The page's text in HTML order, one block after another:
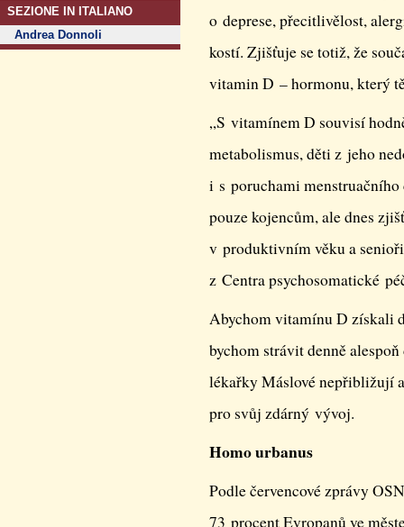
SEZIONE IN ITALIANO
Andrea Donnoli
o deprese, přecitlivělost,
kostí. Zjišťuje se totiž, že
vitamin D – hormonu, který
„S vitamínem D souvisí
metabolismus, děti z jeho
i s poruchami
pouze kojencům, ale dnes
v produktivním věku a
z Centra psychosomatic­ké
Abychom vitamínu D získali
bychom strávit denně
lékařky Máslové nepřibližují
pro svůj zdárný vývoj.
Homo urbanus
Podle červencové zprávy
73 procent Evropanů ve